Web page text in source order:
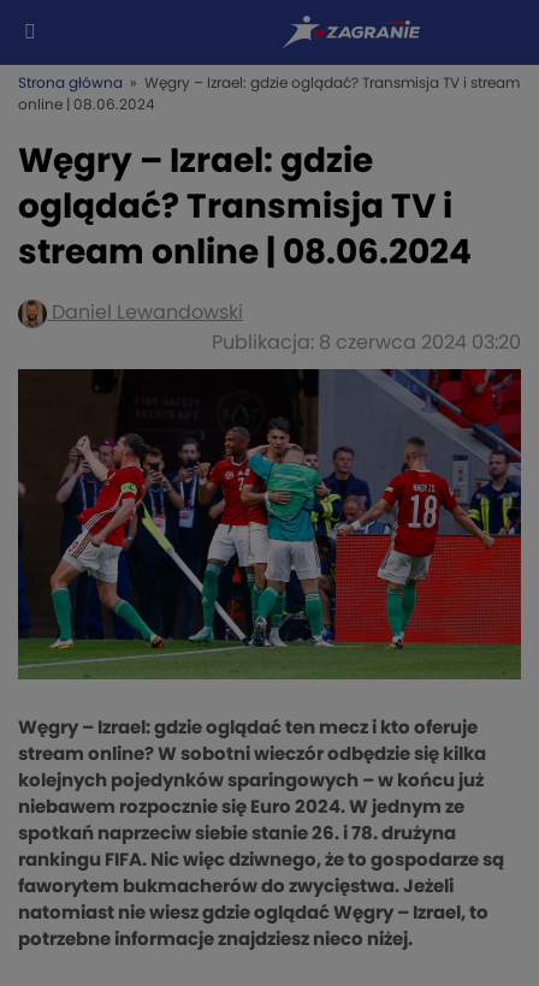
Strona główna » Węgry – Izrael: gdzie oglądać? Transmisja TV i stream
online | 08.06.2024
Węgry – Izrael: gdzie
oglądać? Transmisja TV i
stream online | 08.06.2024
Daniel Lewandowski
Publikacja: 8 czerwca 2024 03:20
Węgry – Izrael: gdzie oglądać ten mecz i kto oferuje
stream online? W sobotni wieczór odbędzie się kilka
kolejnych pojedynków sparingowych – w końcu już
niebawem rozpocznie się Euro 2024. W jednym ze
spotkań naprzeciw siebie stanie 26. i 78. drużyna
rankingu FIFA. Nic więc dziwnego, że to gospodarze są
faworytem bukmacherów do zwycięstwa. Jeżeli
natomiast nie wiesz gdzie oglądać Węgry – Izrael, to
potrzebne informacje znajdziesz nieco niżej.